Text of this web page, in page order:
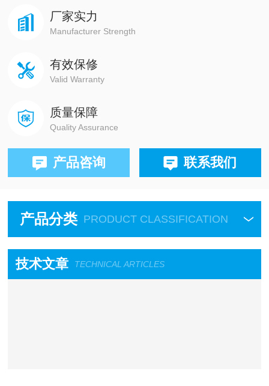
厂家实力
Manufacturer Strength
有效保修
Valid Warranty
质量保障
Quality Assurance
产品咨询 联系我们
产品分类 PRODUCT CLASSIFICATION
技术文章 TECHNICAL ARTICLES